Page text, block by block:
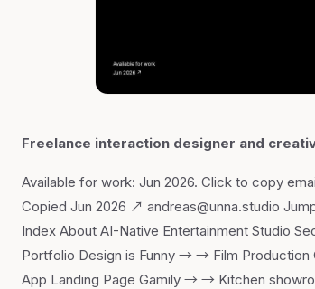
Freelance interaction designer and
Available for work: Jun 2026. Click to copy
Copied Jun 2026 ↗ andreas@unna.studio
Index About AI-Native Entertainment Studio
Portfolio Design is Funny → → Film
App Landing Page Gamily → → Kitchen